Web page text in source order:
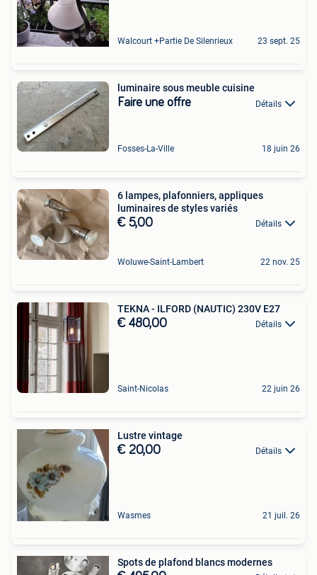
Walcourt +Partie De Silenrieux 23 sept. 25
luminaire sous meuble cuisine
Faire une offre Détails
Fosses-La-Ville 18 juin 26
6 lampes, plafonniers, appliques
luminaires de styles variés
€ 5,00 Détails
Woluwe-Saint-Lambert 22 nov. 25
TEKNA - ILFORD (NAUTIC) 230V E27
€ 480,00 Détails
Saint-Nicolas 22 juin 26
Lustre vintage
€ 20,00 Détails
Wasmes 21 juil. 26
Spots de plafond blancs modernes